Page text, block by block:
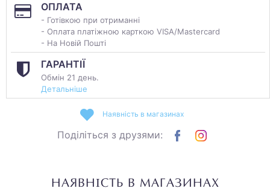
ОПЛАТА
- Готівкою при отриманні
- Оплата платіжною карткою VISA/Mastercard
- На Новій Пошті
ГАРАНТІЇ
Обмін 21 день.
Детальніше
Наявність в магазинах
Поділіться з друзями:
НАЯВНІСТЬ В МАГАЗИНАХ